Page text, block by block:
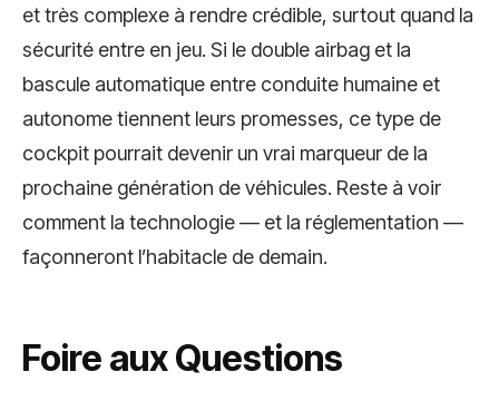
et très complexe à rendre crédible, surtout quand la
sécurité entre en jeu. Si le double airbag et la
bascule automatique entre conduite humaine et
autonome tiennent leurs promesses, ce type de
cockpit pourrait devenir un vrai marqueur de la
prochaine génération de véhicules. Reste à voir
comment la technologie — et la réglementation —
façonneront l’habitacle de demain.
Foire aux Questions